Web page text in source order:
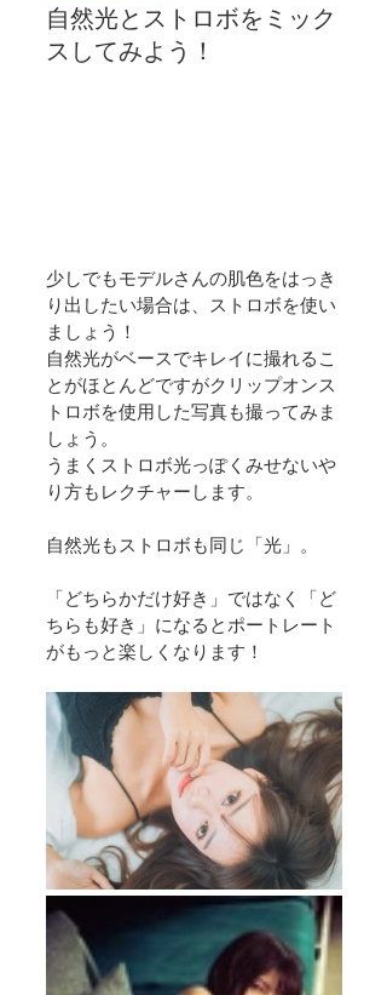
自然光とストロボをミック
スしてみよう！
少しでもモデルさんの肌色をはっき
り出したい場合は、ストロボを使い
ましょう！
自然光がベースでキレイに撮れるこ
とがほとんどですがクリップオンス
トロボを使用した写真も撮ってみま
しょう。
うまくストロボ光っぽくみせないや
り方もレクチャーします。
自然光もストロボも同じ「光」。
「どちらかだけ好き」ではなく「ど
ちらも好き」になるとポートレート
がもっと楽しくなります！